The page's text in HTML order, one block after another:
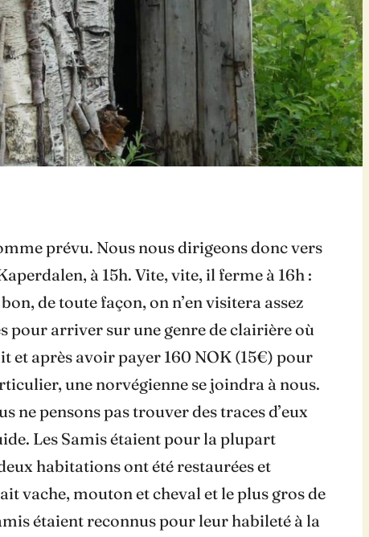
prévu. Nous nous dirigeons donc vers
à 15h. Vite, vite, il ferme à 16h :
de toute façon, on n’en visitera assez
pour arriver sur une genre de clairière où
et après avoir payer 160 NOK (15€) pour
une norvégienne se joindra à nous.
ne pensons pas trouver des traces d’eux
Les Samis étaient pour la plupart
habitations ont été restaurées et
vache, mouton et cheval et le plus gros de
étaient reconnus pour leur habileté à la